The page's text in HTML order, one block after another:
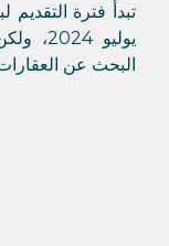
تبدأ فترة التقديم
يوليو
البحث عن